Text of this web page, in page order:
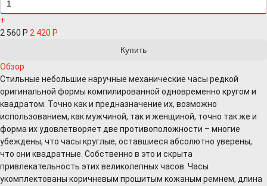
+
2 560 Р 2 420 Р
Обзор
Стильные небольшие наручные механические часы редкой
оригинальной формы компилированной одновременно кругом и
квадратом. Точно как и предназначение их, возможно
использованием, как мужчиной, так и женщиной, точно так же и
форма их удовлетворяет две противоположности – многие
убеждены, что часы круглые, оставшиеся абсолютно уверены,
что они квадратные. Собственно в это и скрыта
привлекательность этих великолепных часов. Часы
укомплектованы коричневым прошитым кожаным ремнем, длина